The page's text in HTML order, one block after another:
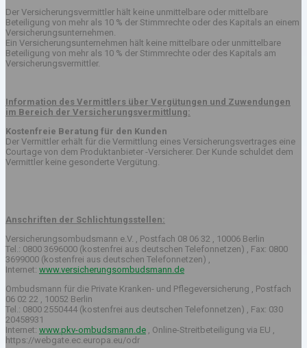
Der Versicherungsvermittler hält keine unmittelbare oder mittelbare
Beteiligung von mehr als 10 % der Stimmrechte oder des Kapitals an einem
Versicherungsunternehmen.
Ein Versicherungsunternehmen hält keine mittelbare oder unmittelbare
Beteiligung von mehr als 10 % der Stimmrechte oder des Kapitals am
Versicherungsvermittler.
Information des Vermittlers über Vergütungen und Zuwendungen
im Bereich der Versicherungsvermittlung:
Kostenfreie Beratung für den Kunden
Der Vermittler erhält für die Vermittlung eines Versicherungsvertrages eine
Courtage von dem Produktanbieter -Versicherer. Der Kunde schuldet dem
Vermittler keine gesonderte Vergütung.
Anschriften der Schlichtungsstellen:
Versicherungsombudsmann e.V. , Postfach 08 06 32 , 10006 Berlin
Tel.: 0800 3696000 (kostenfrei aus deutschen Telefonnetzen) , Fax: 0800
3699000 (kostenfrei aus deutschen Telefonnetzen) ,
Internet: www.versicherungsombudsmann.de
Ombudsmann für die Private Kranken- und Pflegeversicherung , Postfach
06 02 22 , 10052 Berlin
Tel.: 0800 2550444 (kostenfrei aus deutschen Telefonnetzen) , Fax: 030
20458931
Internet: www.pkv-ombudsmann.de , Online-Streitbeteiligung via EU ,
https://webgate.ec.europa.eu/odr